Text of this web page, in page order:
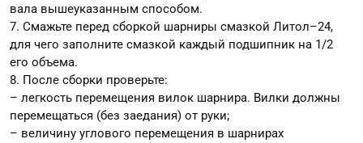
вала вышеуказанным способом.
7. Смажьте перед сборкой шарниры смазкой Литол–24,
для чего заполните смазкой каждый подшипник на 1/2
его объема.
8. После сборки проверьте:
– легкость перемещения вилок шарнира. Вилки должны
перемещаться (без заедания) от руки;
– величину углового перемещения в шарнирах